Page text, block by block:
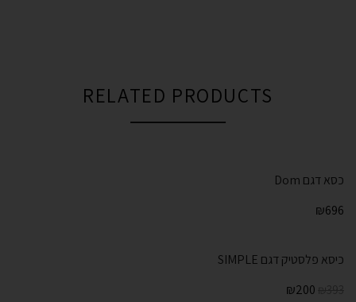
RELATED PRODUCTS
כסא דגם Dom
₪696
כיסא פלסטיק דגם SIMPLE
₪200